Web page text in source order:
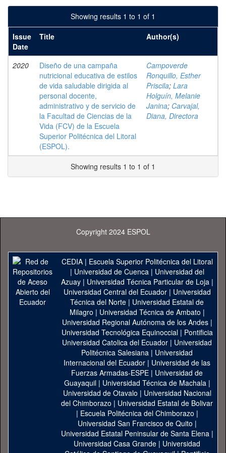
Showing results 1 to 1 of 1
Issue
Date
Title Author(s)
2020
Diseño de una campaña
nutricional educativa de estilos
de vida saludable dirigida al
personal docente,
administrativo y de servicio de
la Facultad de Ciencias de la
Vida (FCV) de la Escuela
Superior Politécnica del Litoral
(ESPOL).
Campoverde
Ronquillo, Esther
Priscila; Lara
Holguín, Melanie
Janina; Carvajal,
Diana, Directora
Showing results 1 to 1 of 1
Copyright 2024 ESPOL
CEDIA| Escuela Superior Politécnica del Litoral
| Universidad de Cuenca| Universidad del
Azuay| Universidad Técnica Particular de Loja|
Universidad Central del Ecuador| Universidad
Técnica del Norte | Universidad Estatal de
Milagro | Universidad Técnica de Ambato |
Universidad Regional Autónoma de los Andes|
Universidad Tecnológica Equinoccial| Pontificia
Universidad Catolica del Ecuador | Universidad
Politécnica Salesiana | Universidad
Internacional del Ecuador | Universidad de las
Fuerzas Armadas-ESPE | Universidad de
Guayaquil| Universidad Técnica de Machala|
Universidad de Otavalo | Universidad Nacional
del Chimborazo | Universidad Estatal de Bolivar
| Escuela Politécnica del Chimborazo |
Universidad San Francisco de Quito |
Universidad Estatal Peninsular de Santa Elena|
Universidad Casa Grande | Universidad